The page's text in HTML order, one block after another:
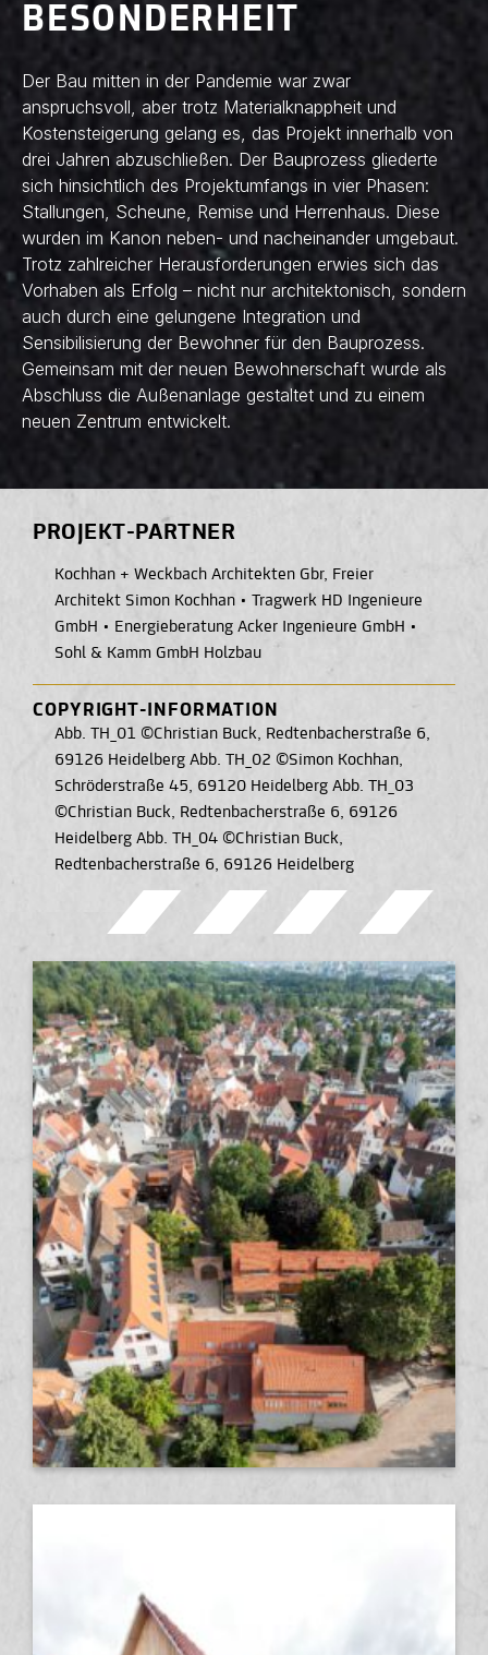
BESONDERHEIT
Der Bau mitten in der Pandemie war zwar
anspruchsvoll, aber trotz Materialknappheit und
Kostensteigerung gelang es, das Projekt innerhalb von
drei Jahren abzuschließen. Der Bauprozess gliederte
sich hinsichtlich des Projektumfangs in vier Phasen:
Stallungen, Scheune, Remise und Herrenhaus. Diese
wurden im Kanon neben- und nacheinander umgebaut.
Trotz zahlreicher Herausforderungen erwies sich das
Vorhaben als Erfolg – nicht nur architektonisch, sondern
auch durch eine gelungene Integration und
Sensibilisierung der Bewohner für den Bauprozess.
Gemeinsam mit der neuen Bewohnerschaft wurde als
Abschluss die Außenanlage gestaltet und zu einem
neuen Zentrum entwickelt.
PROJEKT-PARTNER
Kochhan + Weckbach Architekten Gbr, Freier
Architekt Simon Kochhan • Tragwerk HD Ingenieure
GmbH • Energieberatung Acker Ingenieure GmbH •
Sohl & Kamm GmbH Holzbau
COPYRIGHT-INFORMATION
Abb. TH_01 ©Christian Buck, Redtenbacherstraße 6,
69126 Heidelberg Abb. TH_02 ©Simon Kochhan,
Schröderstraße 45, 69120 Heidelberg Abb. TH_03
©Christian Buck, Redtenbacherstraße 6, 69126
Heidelberg Abb. TH_04 ©Christian Buck,
Redtenbacherstraße 6, 69126 Heidelberg